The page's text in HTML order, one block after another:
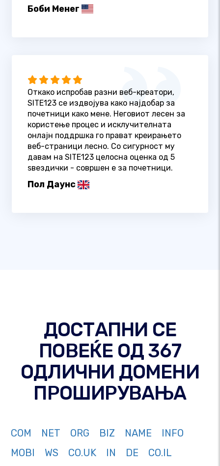
Боби Менег
Откако испробав разни веб-креатори,
SITE123 се издвојува како најдобар за
почетници како мене. Неговиот лесен за
користење процес и исклучителната
онлајн поддршка го прават креирањето
веб-страници лесно. Со сигурност му
давам на SITE123 целосна оценка од 5
ѕвездички - совршен е за почетници.
Пол Даунс
ДОСТАПНИ СЕ
ПОВЕЌЕ ОД 367
ОДЛИЧНИ ДОМЕНИ
ПРОШИРУВАЊА
COM NET ORG BIZ NAME
INFO
MOBI
WS CO.UK IN DE
CO.IL